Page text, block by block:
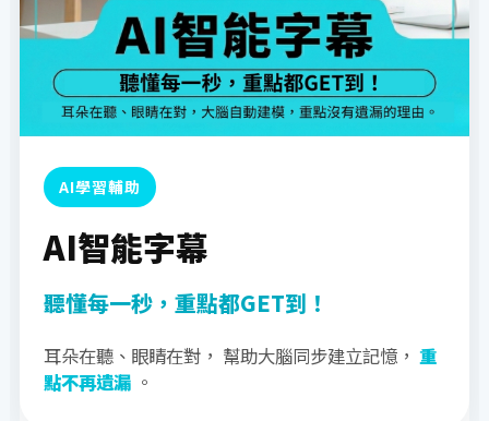
AI學習輔助
AI智能字幕
聽懂每一秒，重點都GET到！
耳朵在聽、眼睛在對， 幫助大腦同步建立記憶， 重
點不再遺漏 。